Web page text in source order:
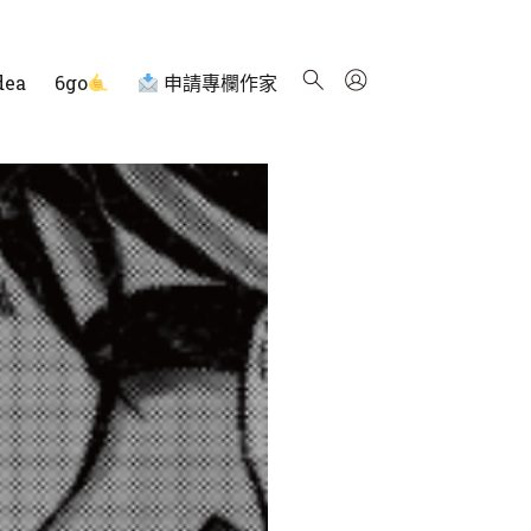
6go 申請專欄作家